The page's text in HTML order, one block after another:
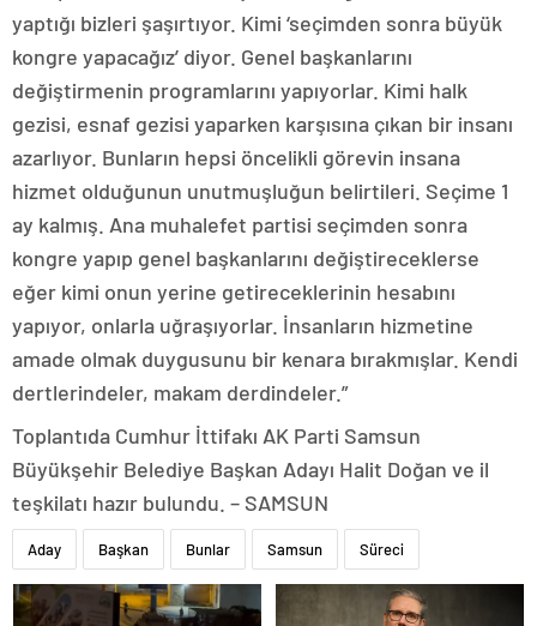
yaptığı bizleri şaşırtıyor. Kimi ‘seçimden sonra büyük
kongre yapacağız’ diyor. Genel başkanlarını
değiştirmenin programlarını yapıyorlar. Kimi halk
gezisi, esnaf gezisi yaparken karşısına çıkan bir insanı
azarlıyor. Bunların hepsi öncelikli görevin insana
hizmet olduğunun unutmuşluğun belirtileri. Seçime 1
ay kalmış. Ana muhalefet partisi seçimden sonra
kongre yapıp genel başkanlarını değiştireceklerse
eğer kimi onun yerine getireceklerinin hesabını
yapıyor, onlarla uğraşıyorlar. İnsanların hizmetine
amade olmak duygusunu bir kenara bırakmışlar. Kendi
dertlerindeler, makam derdindeler.”
Toplantıda Cumhur İttifakı AK Parti Samsun
Büyükşehir Belediye Başkan Adayı Halit Doğan ve il
teşkilatı hazır bulundu. – SAMSUN
Aday Başkan Bunlar Samsun Süreci